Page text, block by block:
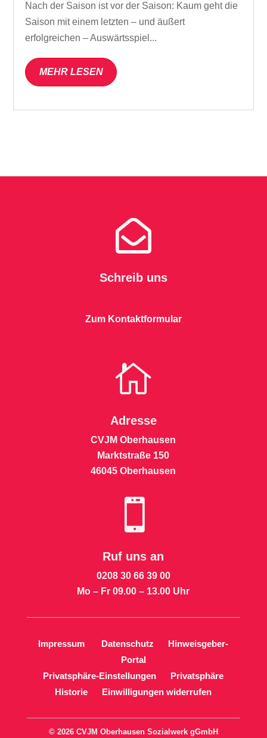
Nach der Saison ist vor der Saison: Kaum geht die
Saison mit einem letzten – und äußert
erfolgreichen – Auswärtsspiel...
MEHR LESEN

Schreib uns
Zum Kontaktformular

Adresse
CVJM Oberhausen
Marktstraße 150
46045 Oberhausen

Ruf uns an
0208 30 66 39 00
Mo – Fr 09.00 – 13.00 Uhr
Impressum Datenschutz
Hinweisgeber-
Portal
Privatsphäre-Einstellungen
Privatsphäre
Historie
Einwilligungen widerrufen
© 2026 CVJM Oberhausen Sozialwerk gGmbH